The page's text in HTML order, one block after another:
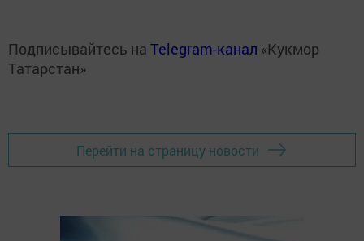
Подписывайтесь на Telegram-канал «Кукмор
Татарстан»
Перейти на страницу новости